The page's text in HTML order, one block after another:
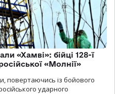
«Хамві»: бійці 128-ї
«Молнії»
повертаючись із бойового
ударного